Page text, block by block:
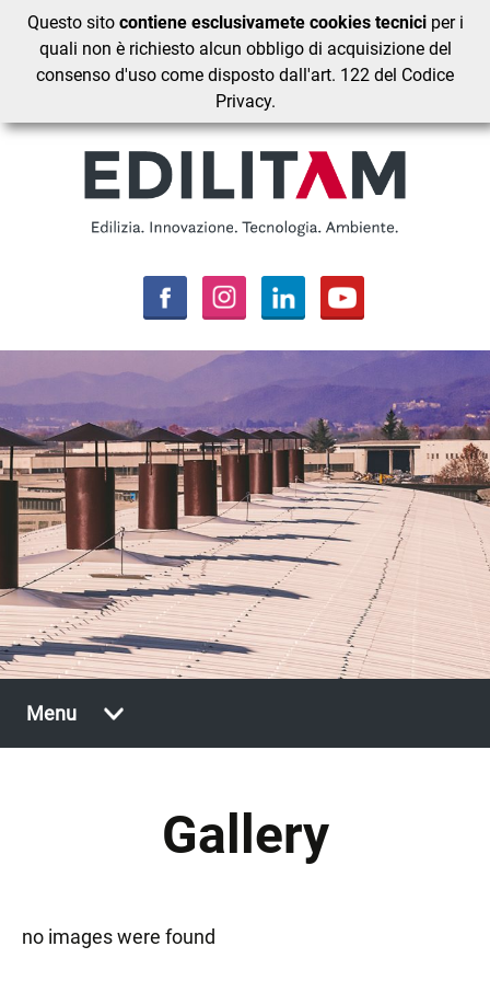
Questo sitocontiene esclusivamete cookies tecniciper i
quali non è richiesto alcun obbligo di acquisizione del
consenso d'uso come disposto dall'art. 122 del Codice
Privacy.
Menu
al
contenuto
Gallery
no images were found